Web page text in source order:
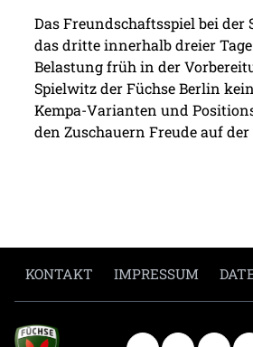
Das Freundschaftsspiel bei der
das dritte innerhalb dreier
Belastung früh in der
Spielwitz der Füchse Berlin
Kempa-Varianten und
den Zuschauern Freude auf
KONTAKT IMPRESSUM